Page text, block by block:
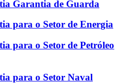
Garantia de Guarda
para o Setor de Energia
para o Setor de Petróleo
para o Setor Naval